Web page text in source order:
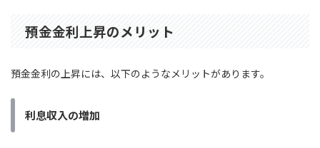
預金金利上昇のメリット
預金金利の上昇には、以下のようなメリットがあります。
利息収入の増加